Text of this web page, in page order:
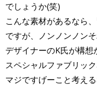
でしょうか(笑)
こんな素材があるなら
ですが、ノンノンノンそ
デザイナーのK氏が構
スペシャルファブリック
マジですげーこと考える